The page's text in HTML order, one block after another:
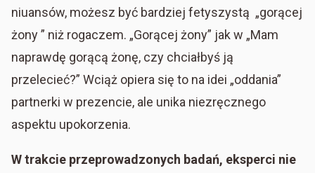
niuansów, możesz być bardziej fetyszystą „gorącej
żony ” niż rogaczem. „Gorącej żony” jak w „Mam
naprawdę gorącą żonę, czy chciałbyś ją
przelecieć?” Wciąż opiera się to na idei „oddania”
partnerki w prezencie, ale unika niezręcznego
aspektu upokorzenia.
W trakcie przeprowadzonych badań, eksperci nie